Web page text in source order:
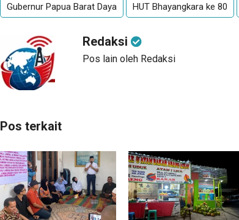
Gubernur Papua Barat Daya HUT Bhayangkara ke 80
Redaksi
Pos lain oleh Redaksi
Pos terkait